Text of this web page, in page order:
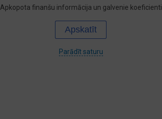
Apkopota finanšu informācija un galvenie koeficienti
Apskatīt
Parādīt saturu